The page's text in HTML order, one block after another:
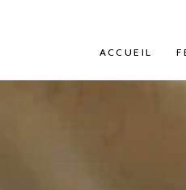
ACCUEIL